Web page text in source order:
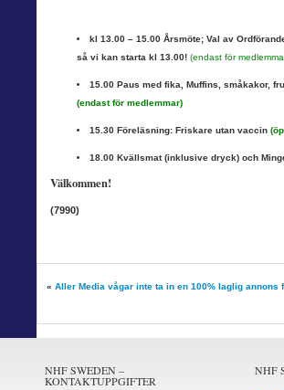
kl 13.00 – 15.00 Årsmöte; Val av
så vi kan starta kl 13.00! (endast för
15.00 Paus med fika, Muffins, småkakor,
(endast för medlemmar)
15.30 Föreläsning: Friskare utan vaccin
18.00 Kvällsmat (inklusive dryck) och
Välkommen!
(7990)
« Aller Media vågar inte ta in en 100% laglig
NHF SWEDEN –
KONTAKTUPPGIFTER
NHF